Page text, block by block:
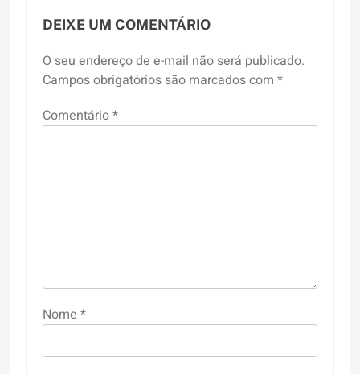
DEIXE UM COMENTÁRIO
O seu endereço de e-mail não será publicado.
Campos obrigatórios são marcados com *
Comentário*
Nome *